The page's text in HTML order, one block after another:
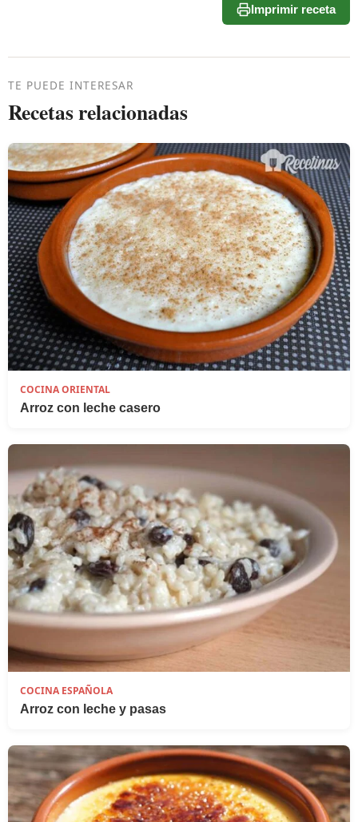
Imprimir receta
TE PUEDE INTERESAR
Recetas relacionadas
COCINA ORIENTAL
Arroz con leche casero
COCINA ESPAÑOLA
Arroz con leche y pasas